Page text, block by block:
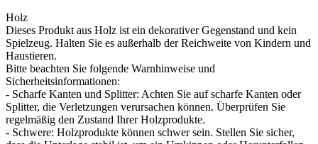
Holz
Dieses Produkt aus Holz ist ein dekorativer Gegenstand und kein
Spielzeug. Halten Sie es außerhalb der Reichweite von Kindern und
Haustieren.
Bitte beachten Sie folgende Warnhinweise und
Sicherheitsinformationen:
- Scharfe Kanten und Splitter: Achten Sie auf scharfe Kanten oder
Splitter, die Verletzungen verursachen können. Überprüfen Sie
regelmäßig den Zustand Ihrer Holzprodukte.
- Schwere: Holzprodukte können schwer sein. Stellen Sie sicher,